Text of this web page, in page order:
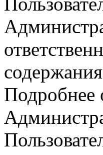
Подробнее